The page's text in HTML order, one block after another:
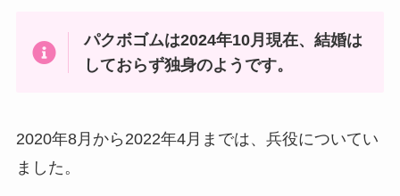
パクボゴムは2024年10月現在、結婚は
しておらず独身のようです。
2020年8月から2022年4月までは、兵役についてい
ました。